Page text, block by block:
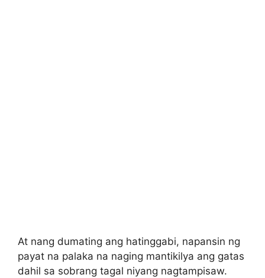
At nang dumating ang hatinggabi, napansin ng
payat na palaka na naging mantikilya ang gatas
dahil sa sobrang tagal niyang nagtampisaw.